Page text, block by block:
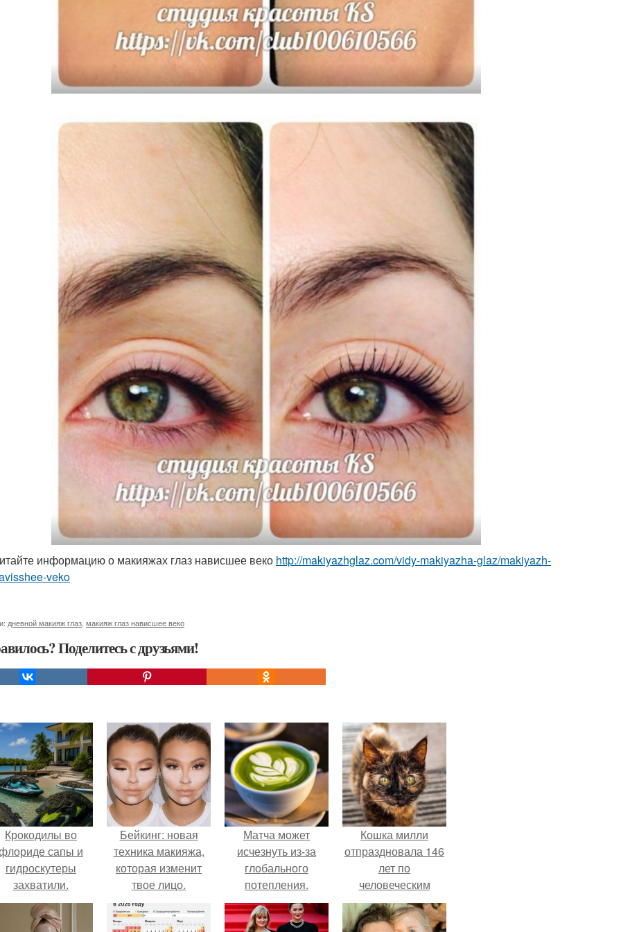
информацию о макияжах глаз нависшее веко http://makiyazhglaz.com/vidy-makiyazha-glaz/makiyazh-
veko
дневной макияж глаз макияж глаз нависшее веко
Поделитесь с друзьями!
Крокодилы во
сапы и
гидроскутеры
захватили.
Бейкинг: новая
техника макияжа,
которая изменит
твое лицо.
Матча может
исчезнуть из-за
глобального
потепления.
Кошка милли
отпраздновала 146
лет по
человеческим
Меркам и
претендует на